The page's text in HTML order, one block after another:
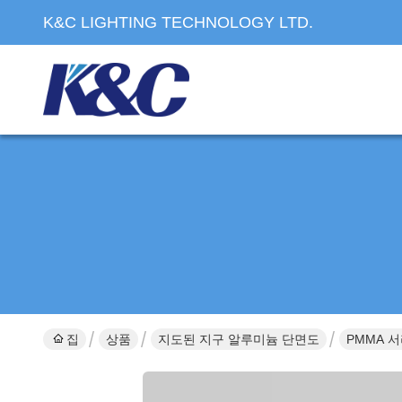
K&C LIGHTING TECHNOLOGY LTD.
집 상품 지도된 지구 알루미늄 단면도 PMMA